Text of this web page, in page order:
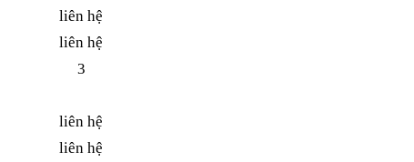
liên hệ
liên hệ
3
liên hệ
liên hệ